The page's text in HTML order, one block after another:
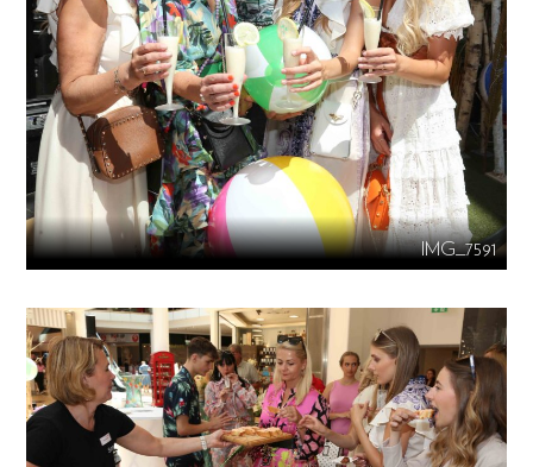
IMG_7591